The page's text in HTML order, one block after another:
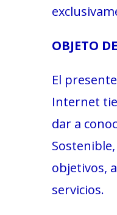
OBJETO
El
Internet
dar a
objetivos,
servicios.